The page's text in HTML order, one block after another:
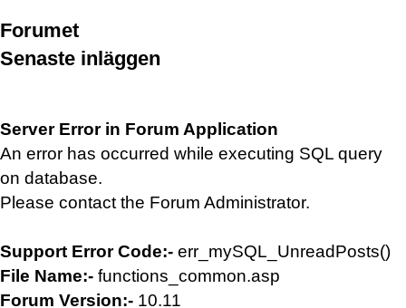
Forumet
Senaste inläggen
Server Error in Forum Application
An error has occurred while executing SQL query
on database.
Please contact the Forum Administrator.
Support Error Code:- err_mySQL_UnreadPosts()
File Name:- functions_common.asp
Forum Version:- 10.11